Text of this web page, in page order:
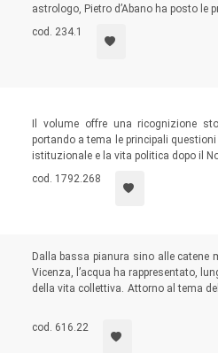
astrologo, Pietro d’Abano ha posto le
cod. 234.1
Il volume offre una ricognizione
portando a tema le principali
istituzionale e la vita politica dopo il
cod. 1792.268
Dalla bassa pianura sino alle catene
Vicenza, l’acqua ha rappresentato,
della vita collettiva. Attorno al tema
nostri giorni, è organizzato il
originaria dei corsi d’acqua vicentini
cod. 616.22